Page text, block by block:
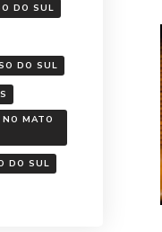
DO SUL
DO SUL
MATO
DO SUL